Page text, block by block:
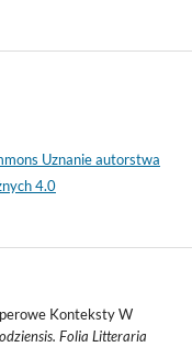
Uznanie autorstwa
4.0
Konteksty W
Folia Litteraria